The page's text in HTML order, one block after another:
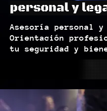
personal y
Asesoría personal
Orientación
tu seguridad y